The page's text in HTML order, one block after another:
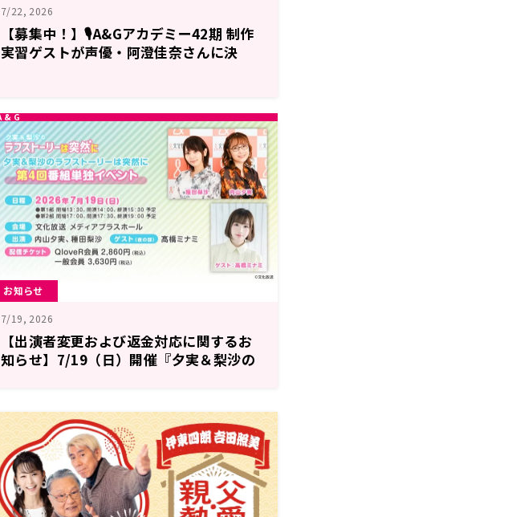
7/22, 2026
【募集中！】🎙️A&Gアカデミー42期 制作
実習ゲストが声優・阿澄佳奈さんに決
お知らせ
7/19, 2026
【出演者変更および返金対応に関するお
知らせ】7/19（日）開催『夕実＆梨沙の